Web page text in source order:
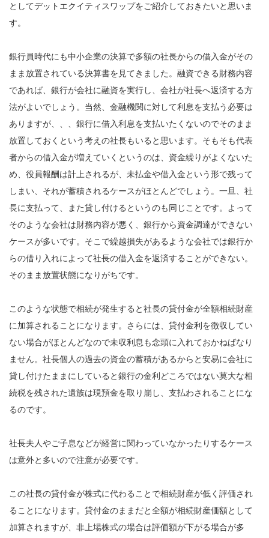
としてデットエクイティスワップをご紹介しておきたいと思いま
す。
銀行員時代にも中小企業の決算で多額の社長からの借入金がその
まま放置されている決算書を見てきました。融資できる財務内容
であれば、銀行が会社に融資を実行し、会社が社長へ返済する方
法がよいでしょう。当然、金融機関に対して利息を支払う必要は
ありますが、、、銀行に借入利息を支払いたくないのでそのまま
放置しておくという考えの社長もいると思います。そもそも代表
者からの借入金が増えていくというのは、資金繰りがよくないた
め、役員報酬は計上されるが、未払金や借入金という形で残って
しまい、それが蓄積されるケースがほとんどでしょう。一旦、社
長に支払って、また貸し付けるというのも同じことです。よって
そのような会社は財務内容が悪く、銀行から資金調達ができない
ケースが多いです。そこで繰越損失があるような会社では銀行か
らの借り入れによって社長の借入金を返済することができない。
そのまま放置状態になりがちです。
このような状態で相続が発生すると社長の貸付金が全額相続財産
に加算されることになります。さらには、貸付金利を徴収してい
ない場合がほとんどなので未収利息も念頭に入れておかねばなり
ません。社長個人の過去の資金の蓄積があるからと安易に会社に
貸し付けたままにしていると銀行の金利どころではない莫大な相
続税を残された遺族は現預金を取り崩し、支払わされることにな
るのです。
社長夫人やご子息などが経営に関わっていなかったりするケース
は意外と多いので注意が必要です。
この社長の貸付金が株式に代わることで相続財産が低く評価され
ることになります。貸付金のままだと全額が相続財産価額として
加算されますが、非上場株式の場合は評価額が下がる場合が多